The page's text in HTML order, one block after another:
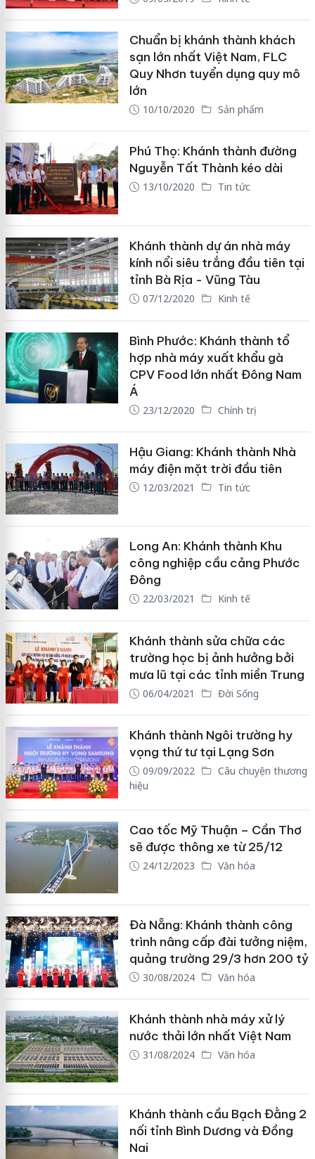
Chuẩn bị khánh thành khách
sạn lớn nhất Việt Nam, FLC
Quy Nhơn tuyển dụng quy mô
lớn
10/10/2020 Sản phẩm
Phú Thọ: Khánh thành đường
Nguyễn Tất Thành kéo dài
13/10/2020 Tin tức
Khánh thành dự án nhà máy
kính nổi siêu trắng đầu tiên tại
tỉnh Bà Rịa - Vũng Tàu
07/12/2020 Kinh tế
Bình Phước: Khánh thành tổ
hợp nhà máy xuất khẩu gà
CPV Food lớn nhất Đông Nam
Á
23/12/2020 Chính trị
Hậu Giang: Khánh thành Nhà
máy điện mặt trời đầu tiên
12/03/2021 Tin tức
Long An: Khánh thành Khu
công nghiệp cầu cảng Phước
Đông
22/03/2021 Kinh tế
Khánh thành sửa chữa các
trường học bị ảnh hưởng bởi
mưa lũ tại các tỉnh miền Trung
06/04/2021 Đời Sống
Khánh thành Ngôi trường hy
vọng thứ tư tại Lạng Sơn
09/09/2022
Câu chuyện thương
hiệu
Cao tốc Mỹ Thuận – Cần Thơ
sẽ được thông xe từ 25/12
24/12/2023 Văn hóa
Đà Nẵng: Khánh thành công
trình nâng cấp đài tưởng niệm,
quảng trường 29/3 hơn 200 tỷ
30/08/2024 Văn hóa
Khánh thành nhà máy xử lý
nước thải lớn nhất Việt Nam
31/08/2024 Văn hóa
Khánh thành cầu Bạch Đằng 2
nối tỉnh Bình Dương và Đồng
Nai